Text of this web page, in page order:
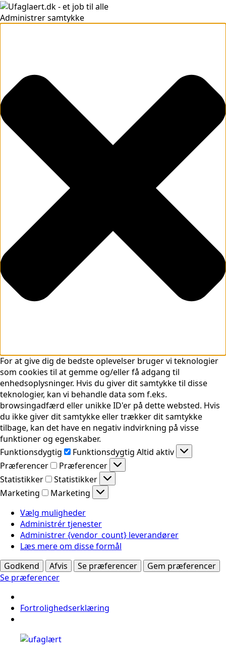
Administrer samtykke
For at give dig de bedste oplevelser bruger vi teknologier
som cookies til at gemme og/eller få adgang til
enhedsoplysninger. Hvis du giver dit samtykke til disse
teknologier, kan vi behandle data som f.eks.
browsingadfærd eller unikke ID'er på dette websted. Hvis
du ikke giver dit samtykke eller trækker dit samtykke
tilbage, kan det have en negativ indvirkning på visse
funktioner og egenskaber.
Funktionsdygtig
Funktionsdygtig Altid aktiv
Præferencer
Præferencer
Statistikker
Statistikker
Marketing
Marketing
Vælg muligheder
Administrér tjenester
Administrer {vendor_count} leverandører
Læs mere om disse formål
Godkend
Afvis Se præferencer
Gem præferencer
Se præferencer
Fortrolighedserklæring